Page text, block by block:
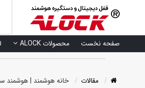
صفحه نخست محصولات ALOCK
مقالات خانه هوشمند | هوشمند